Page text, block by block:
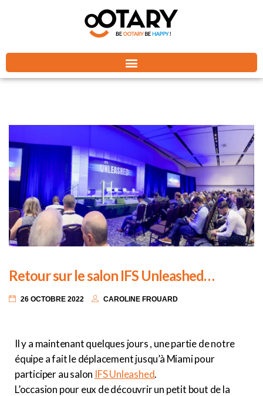
Retour sur le salon IFS Unleashed…
26 OCTOBRE 2022 CAROLINE FROUARD
Il y a maintenant quelques jours , une partie de notre
équipe a fait le déplacement jusqu’à Miami pour
participer au salon IFS Unleashed.
L’occasion pour eux de découvrir un petit bout de la